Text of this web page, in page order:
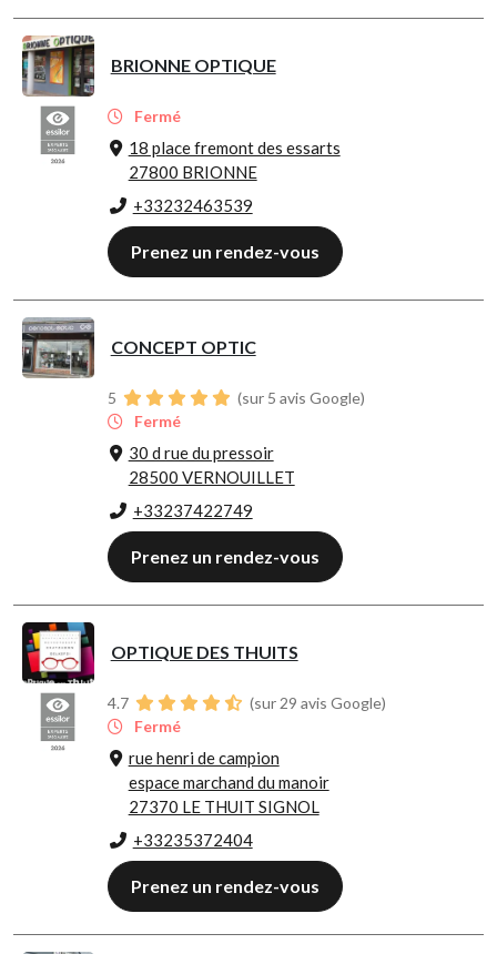
BRIONNE OPTIQUE
Fermé
18 place fremont des essarts
27800 BRIONNE
+33232463539
Prenez un rendez-vous
CONCEPT OPTIC
5
(sur 5 avis Google)
Fermé
30 d rue du pressoir
28500 VERNOUILLET
+33237422749
Prenez un rendez-vous
OPTIQUE DES THUITS
4.7
(sur 29 avis Google)
Fermé
rue henri de campion
espace marchand du manoir
27370 LE THUIT SIGNOL
+33235372404
Prenez un rendez-vous